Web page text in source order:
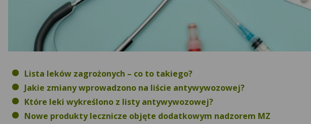
Lista leków zagrożonych – co to takiego?
Jakie zmiany wprowadzono na liście antywywozowej?
Które leki wykreślono z listy antywywozowej?
Nowe produkty lecznicze objęte dodatkowym nadzorem MZ